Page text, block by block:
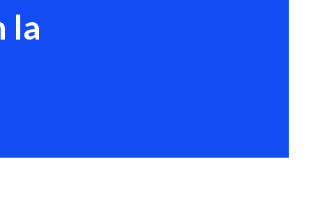
la